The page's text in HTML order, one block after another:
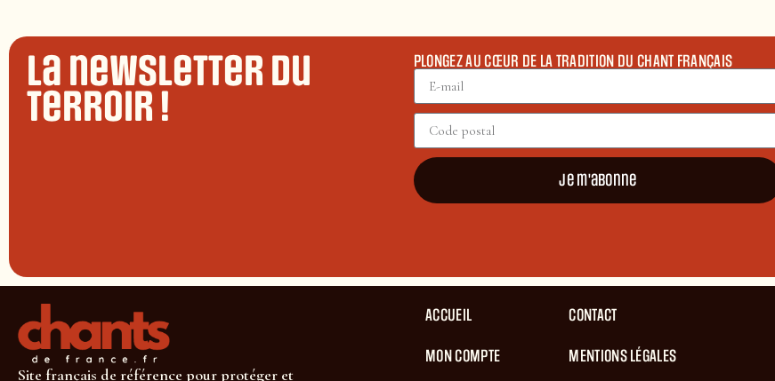
La newsletter du
terroir !
PLONGEZ AU CŒUR DE LA TRADITION DU CHANT FRANÇAIS
Je m'abonne
Site français de référence pour protéger et
ACCUEIL
MON COMPTE
CONTACT
MENTIONS LÉGALES